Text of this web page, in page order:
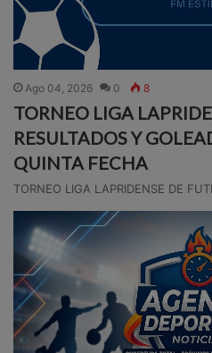
Ago 04, 2026 0 8
TORNEO LIGA
RESULTADOS Y
QUINTA FECHA
TORNEO LIGA LAPRIDENSE DE